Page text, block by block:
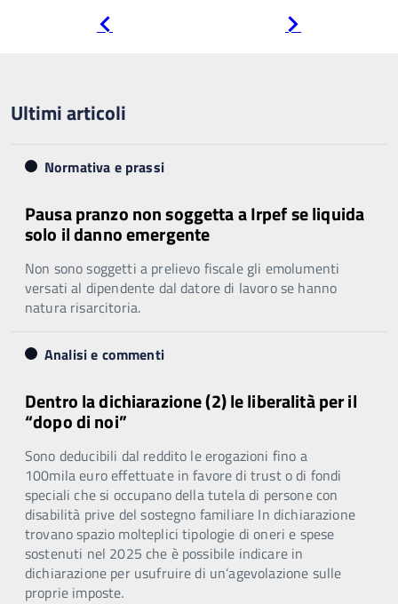
Ultimi articoli
Normativa e prassi
Pausa pranzo non soggetta a Irpef se liquida
solo il danno emergente
Non sono soggetti a prelievo fiscale gli emolumenti
versati al dipendente dal datore di lavoro se hanno
natura risarcitoria.
Analisi e commenti
Dentro la dichiarazione (2) le liberalità per il
“dopo di noi”
Sono deducibili dal reddito le erogazioni fino a
100mila euro effettuate in favore di trust o di fondi
speciali che si occupano della tutela di persone con
disabilità prive del sostegno familiare In dichiarazione
trovano spazio molteplici tipologie di oneri e spese
sostenuti nel 2025 che è possibile indicare in
dichiarazione per usufruire di un’agevolazione sulle
proprie imposte.